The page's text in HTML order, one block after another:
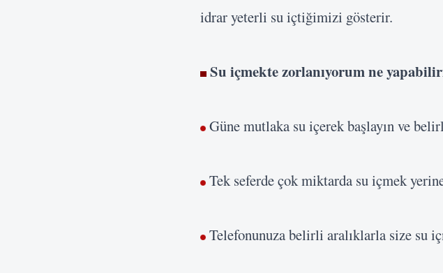
idrar yeterli su içtiğimizi gösterir.
Su içmekte zorlanıyorumne
Güne mutlaka su içerek başlayın ve
Tek seferde çok miktarda su içmek
Telefonunuza belirli aralıklarla size su